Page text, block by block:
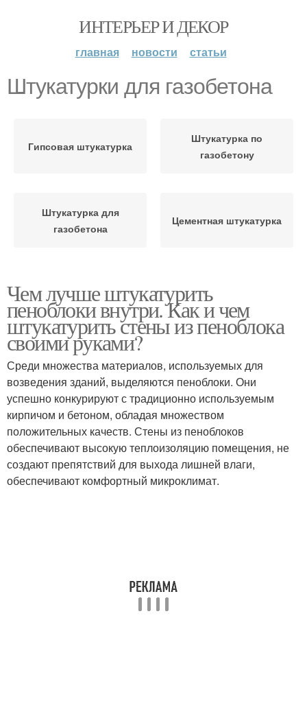
ИНТЕРЬЕР И ДЕКОР
главная новости статьи
Штукатурки для газобетона
Гипсовая штукатурка
Штукатурка по
газобетону
Штукатурка для
газобетона
Цементная штукатурка
Чем лучше штукатурить
пеноблоки внутри. Как и чем
штукатурить стены из пеноблока
своими руками?
Среди множества материалов, используемых для
возведения зданий, выделяются пеноблоки. Они
успешно конкурируют с традиционно используемым
кирпичом и бетоном, обладая множеством
положительных качеств. Стены из пеноблоков
обеспечивают высокую теплоизоляцию помещения, не
создают препятствий для выхода лишней влаги,
обеспечивают комфортный микроклимат.